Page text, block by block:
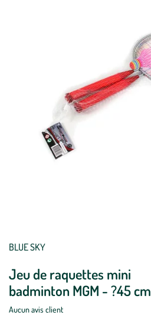
BLUE SKY
Jeu de raquettes mini
badminton MGM - ?45 cm
Aucun avis client